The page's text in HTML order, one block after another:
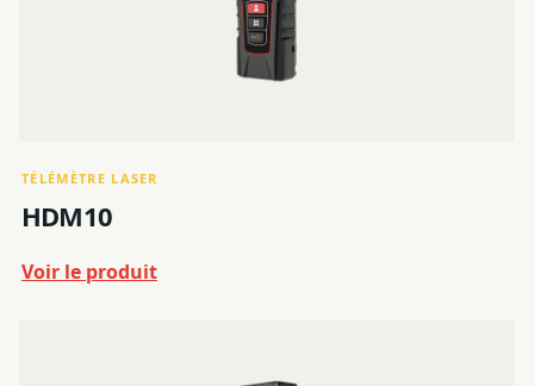
TÉLÉMÈTRE LASER
HDM10
Voir le produit